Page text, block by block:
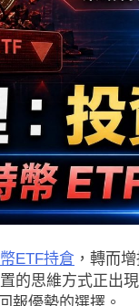
ETF持倉 ，轉而
的思維方式正出
報優勢的選擇。